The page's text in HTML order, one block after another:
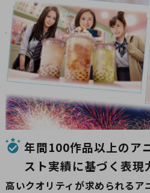
年間100作品以上のア
スト実績に基づく表現
高いクオリティが求められるア